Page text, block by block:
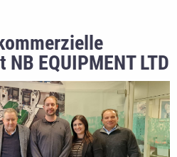
EQUIPMENT LTD